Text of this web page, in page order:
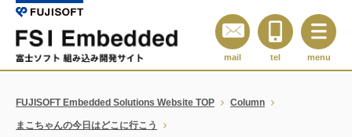
mail tel menu
FUJISOFT Embedded Solutions Website TOP Column
まこちゃんの今日はどこに行こう